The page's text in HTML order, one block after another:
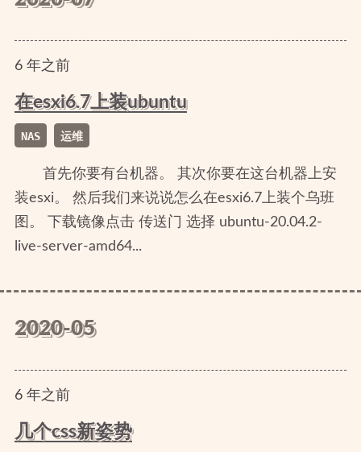
6年之前
在esxi6.7上装ubuntu
NAS 运维
首先你要有台机器。 其次你要在这台机器上安
装esxi。 然后我们来说说怎么在esxi6.7上装个乌班
图。 下载镜像点击 传送门 选择 ubuntu-20.04.2-
live-server-amd64...
2020-05
6年之前
几个css新姿势